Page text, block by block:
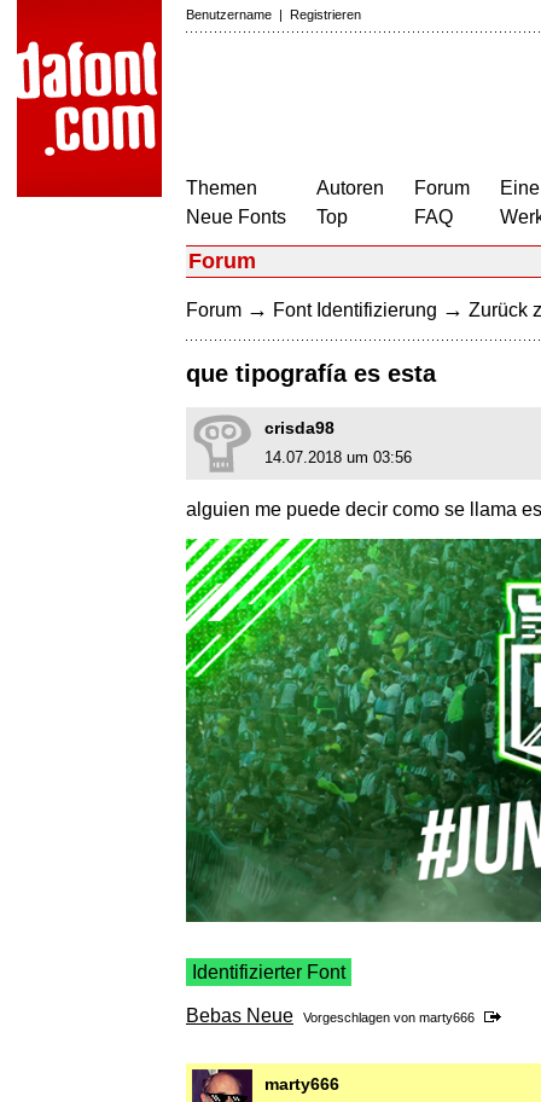
Benutzername | Registrieren
Themen
Neue Fonts
Autoren
Top
Forum
FAQ
Forum
Forum → Font Identifizierung → Zurück
que tipografía es esta
crisda98
14.07.2018 um 03:56
alguien me puede decir como se llama
Identifizierter Font
Bebas Neue Vorgeschlagen von marty666
marty666